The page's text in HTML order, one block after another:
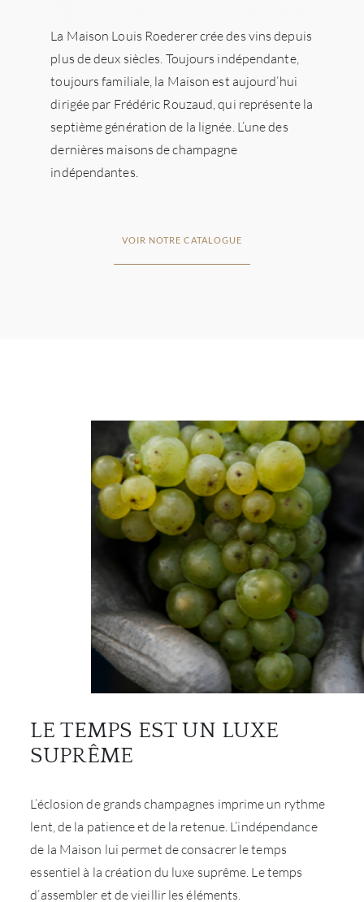
La Maison Louis Roederer crée des vins depuis
plus de deux siècles. Toujours indépendante,
toujours familiale, la Maison est aujourd’hui
dirigée par Frédéric Rouzaud, qui représente la
septième génération de la lignée. L’une des
dernières maisons de champagne
indépendantes.
VOIR NOTRE CATALOGUE
LE TEMPS EST UN LUXE
SUPRÊME
L’éclosion de grands champagnes imprime un rythme
lent, de la patience et de la retenue. L’indépendance
de la Maison lui permet de consacrer le temps
essentiel à la création du luxe suprême. Le temps
d’assembler et de vieillir les éléments.